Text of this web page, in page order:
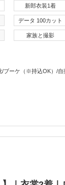
新郎衣装1着
データ 100カット
家族と撮影
/ブーケ（※持込OK）/自